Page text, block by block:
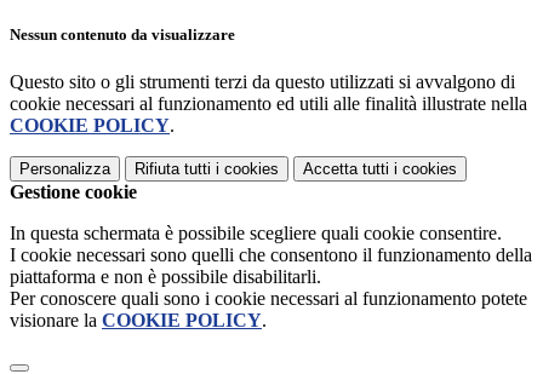
Nessun contenuto da visualizzare
Questo sito o gli strumenti terzi da questo utilizzati si avvalgono di
cookie necessari al funzionamento ed utili alle finalità illustrate nella
COOKIE POLICY.
Personalizza Rifiuta tutti i cookies Accetta tutti i cookies
Gestione cookie
In questa schermata è possibile scegliere quali cookie consentire.
I cookie necessari sono quelli che consentono il funzionamento della
piattaforma e non è possibile disabilitarli.
Per conoscere quali sono i cookie necessari al funzionamento potete
visionare la COOKIE POLICY.